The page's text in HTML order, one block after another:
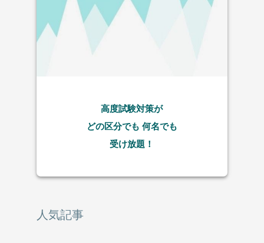
高度試験対策が
どの区分でも 何名でも
受け放題！
人気記事